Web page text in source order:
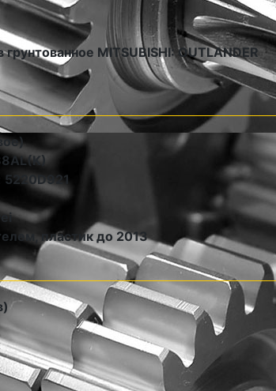
MITSUBISHI: OUTLANDER
5220D921
пластик до 2013